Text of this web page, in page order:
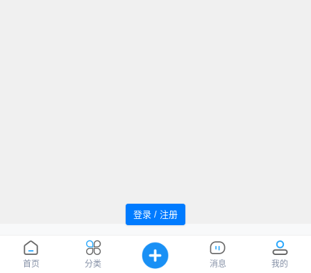
首页 分类 消息 我的
登录 / 注册
追风者论坛 Powered by WindMC
备20220059号
1036308
Processed: , SQL: